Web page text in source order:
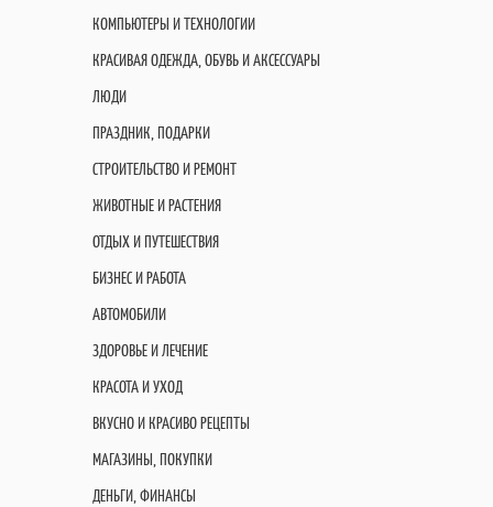
КОМПЬЮТЕРЫ И ТЕХНОЛОГИИ
КРАСИВАЯ ОДЕЖДА, ОБУВЬ И АКСЕССУАРЫ
ЛЮДИ
ПРАЗДНИК, ПОДАРКИ
СТРОИТЕЛЬСТВО И РЕМОНТ
ЖИВОТНЫЕ И РАСТЕНИЯ
ОТДЫХ И ПУТЕШЕСТВИЯ
БИЗНЕС И РАБОТА
АВТОМОБИЛИ
ЗДОРОВЬЕ И ЛЕЧЕНИЕ
КРАСОТА И УХОД
ВКУСНО И КРАСИВО РЕЦЕПТЫ
МАГАЗИНЫ, ПОКУПКИ
ДЕНЬГИ, ФИНАНСЫ